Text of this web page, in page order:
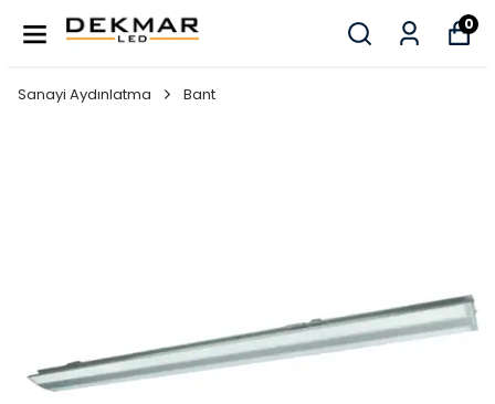
0
Sanayi Aydınlatma Bant